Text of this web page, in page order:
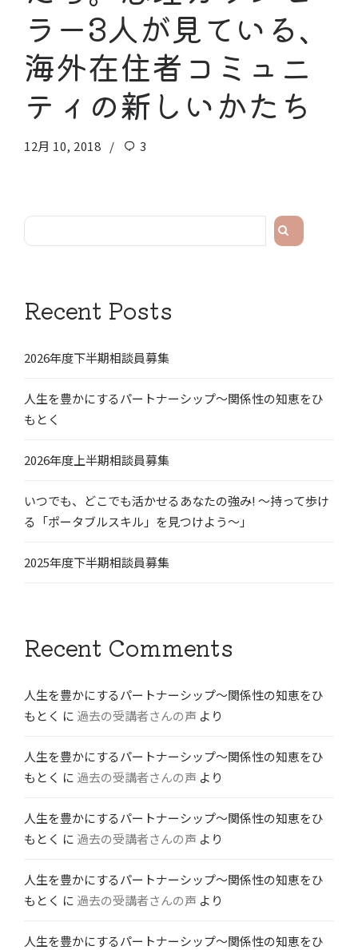
ラー3人が見ている、
海外在住者コミュニ
ティの新しいかたち
12月 10, 2018 3
Recent Posts
2026年度下半期相談員募集
人生を豊かにするパートナーシップ〜関係性の知恵をひ
もとく
2026年度上半期相談員募集
いつでも、どこでも活かせるあなたの強み! 〜持って歩け
る「ポータブルスキル」を見つけよう〜」
2025年度下半期相談員募集
Recent Comments
人生を豊かにするパートナーシップ〜関係性の知恵をひ
もとく に 過去の受講者さんの声 より
人生を豊かにするパートナーシップ〜関係性の知恵をひ
もとく に 過去の受講者さんの声 より
人生を豊かにするパートナーシップ〜関係性の知恵をひ
もとく に 過去の受講者さんの声 より
人生を豊かにするパートナーシップ〜関係性の知恵をひ
もとく に 過去の受講者さんの声 より
人生を豊かにするパートナーシップ〜関係性の知恵をひ